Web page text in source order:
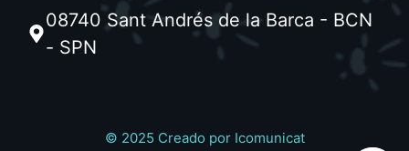
08740 Sant Andrés de la Barca - BCN
- SPN
© 2025 Creado por Icomunicat